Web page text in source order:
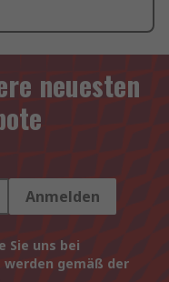
neuesten
Anmelden
Sie uns bei
gemäß der